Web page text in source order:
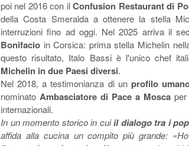
poi nel 2016 con ilConfusion Restaurant di
della Costa Smeralda a ottenere la stella
interruzioni fino ad oggi. Nel 2025 arriva il
Bonifacio in Corsica: prima stella Michelin
questo risultato, Italo Bassi è l'unico chef
Michelin in due Paesi diversi.
Nel 2018, a testimonianza di un profilo
nominato Ambasciatore di Pace a Mosca
internazionali.
In un momento storico in cuiil dialogo tra i
affida alla cucina un compito più grande: